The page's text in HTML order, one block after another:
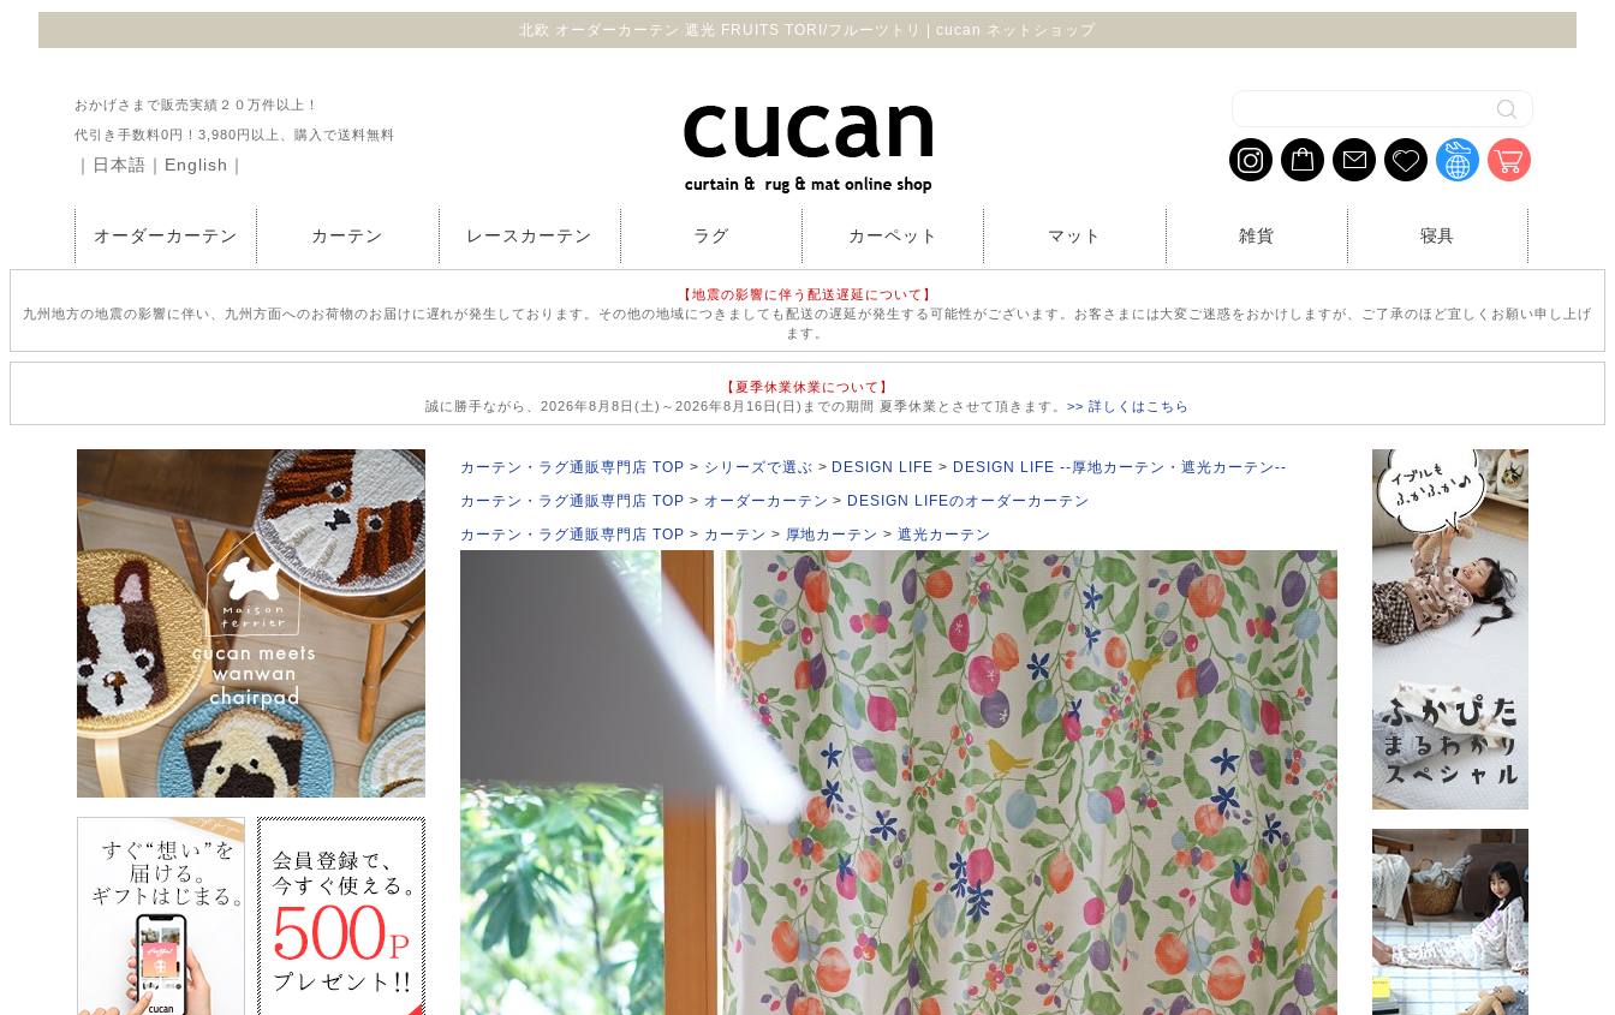
北欧 オーダーカーテン 遮光 FRUITS TORI/フルーツトリ | cucan ネットショップ
おかげさまで販売実績２０万件以上！
代引き手数料0円！3,980円以上、購入で送料無料
｜ 日本語 ｜ English ｜
オーダーカーテン カーテン レースカーテン ラグ カーペット マット 雑貨 寝具
【地震の影響に伴う配送遅延について】
九州地方の地震の影響に伴い、九州方面へのお荷物のお届けに遅れが発生しております。その他の地域につきましても配送の遅延が発生する可能性がございます。お客さまには大変ご迷惑をおかけしますが、ご了承のほど宜しくお願い申し上げ
ます。
【夏季休業休業について】
誠に勝手ながら、2026年8月8日(土)～2026年8月16日(日)までの期間 夏季休業とさせて頂きます。>> 詳しくはこちら
カーテン・ラグ通販専門店 TOP シリーズで選ぶ DESIGN LIFE
DESIGN LIFE --厚地カーテン・遮光カーテン--
カーテン・ラグ通販専門店 TOP
オーダーカーテン
DESIGN LIFEのオーダーカーテン
カーテン・ラグ通販専門店 TOP
カーテン 厚地カーテン 遮光カーテン